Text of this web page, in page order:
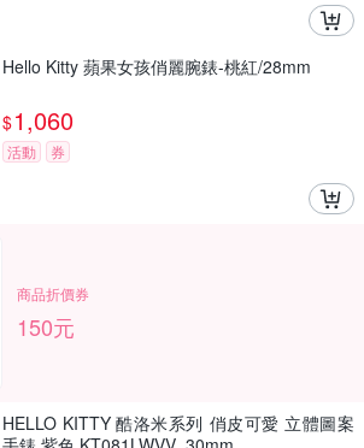
Hello Kitty 蘋果女孩俏麗腕錶-桃紅/28mm
$1,060
活動 券
商品折價券
150元
HELLO KITTY 酷洛米系列 俏皮可愛 立體圖案